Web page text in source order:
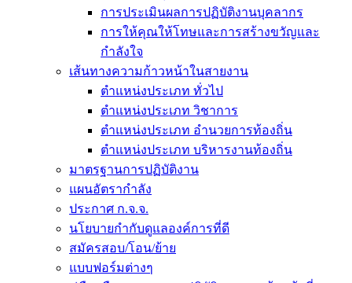
การประเมินผลการปฏิบัติงานบุคลากร
การให้คุณให้โทษและการสร้างขวัญและ
กำลังใจ
เส้นทางความก้าวหน้าในสายงาน
ตำแหน่งประเภท ทั่วไป
ตำแหน่งประเภท วิชาการ
ตำแหน่งประเภท อำนวยการท้องถิ่น
ตำแหน่งประเภท บริหารงานท้องถิ่น
มาตรฐานการปฏิบัติงาน
แผนอัตรากำลัง
ประกาศ ก.จ.จ.
นโยบายกำกับดูแลองค์การที่ดี
สมัครสอบ/โอน/ย้าย
แบบฟอร์มต่างๆ